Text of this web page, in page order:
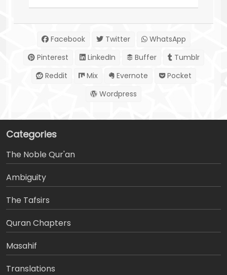
Facebook Twitter
WhatsApp
Pinterest
LinkedIn Buffer
Tumblr
Reddit
Mix Evernote
Pocket
Wordpress
Categories
The Noble Qur'an
Ambiguity
The Tafsirs
َQuran Chapters
Masahif
Translations